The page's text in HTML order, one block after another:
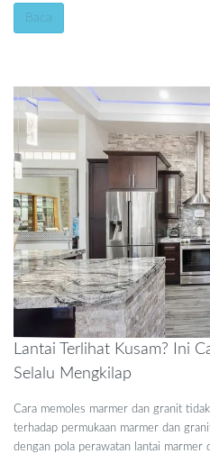
Baca
Lantai Terlihat Kusam? Ini
Selalu Mengkilap
Cara memoles marmer dan granit
terhadap permukaan marmer dan
dengan pola perawatan lantai marmer